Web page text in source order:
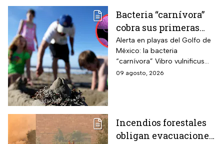
Bacteria “carnívora”
cobra sus primeras
vidas y enciende
alarmas en estas
playas de EUA
Alerta en playas del Golfo de
México: la bacteria
“carnívora” Vibro vulnificus
causa infecciones graves y
09 agosto, 2026
Incendios forestales
obligan evacuaciones